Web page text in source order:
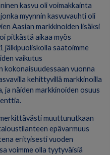
kasvu oli voimakkainta
myynnin kasvuvauhti oli
Aasian markkinoiden lisäksi
pitkästä aikaa myös
jälkipuoliskolla saatoimme
vaikutus
kokonaisuudessaan vuonna
kehittyvillä markkinoilla
ja näiden markkinoiden osuus
muuttunutkaan
epävarmuus
erityisesti vuoden
voimme olla tyytyväisiä